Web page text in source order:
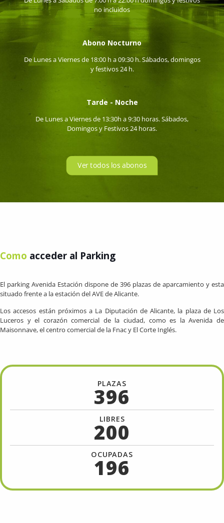
no incluidos
Abono Nocturno
De Lunes a Viernes de 18:00 h a 09:30 h. Sábados, domingos
y festivos 24 h.
Tarde - Noche
De Lunes a Viernes de 13:30h a 9:30 horas. Sábados,
Domingos y Festivos 24 horas.
Ver todos los abonos
Como acceder al Parking
El parking Avenida Estación dispone de 396 plazas de aparcamiento y esta
situado frente a la estación del AVE de Alicante.
Los accesos están próximos a La Diputación de Alicante, la plaza de Los
Luceros y el corazón comercial de la ciudad, como es la Avenida de
Maisonnave, el centro comercial de la Fnac y El Corte Inglés.
PLAZAS
396
LIBRES
200
OCUPADAS
196